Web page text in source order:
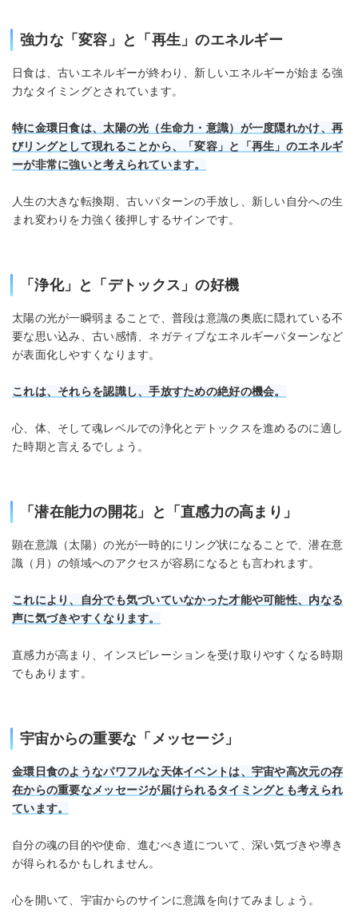
強力な「変容」と「再生」のエネルギー
日食は、古いエネルギーが終わり、新しいエネルギーが始まる強
力なタイミングとされています。
特に金環日食は、太陽の光（生命力・意識）が一度隠れかけ、再
びリングとして現れることから、「変容」と「再生」のエネルギ
ーが非常に強いと考えられています。
人生の大きな転換期、古いパターンの手放し、新しい自分への生
まれ変わりを力強く後押しするサインです。
「浄化」と「デトックス」の好機
太陽の光が一瞬弱まることで、普段は意識の奥底に隠れている不
要な思い込み、古い感情、ネガティブなエネルギーパターンなど
が表面化しやすくなります。
これは、それらを認識し、手放すための絶好の機会。
心、体、そして魂レベルでの浄化とデトックスを進めるのに適し
た時期と言えるでしょう。
「潜在能力の開花」と「直感力の高まり」
顕在意識（太陽）の光が一時的にリング状になることで、潜在意
識（月）の領域へのアクセスが容易になるとも言われます。
これにより、自分でも気づいていなかった才能や可能性、内なる
声に気づきやすくなります。
直感力が高まり、インスピレーションを受け取りやすくなる時期
でもあります。
宇宙からの重要な「メッセージ」
金環日食のようなパワフルな天体イベントは、宇宙や高次元の存
在からの重要なメッセージが届けられるタイミングとも考えられ
ています。
自分の魂の目的や使命、進むべき道について、深い気づきや導き
が得られるかもしれません。
心を開いて、宇宙からのサインに意識を向けてみましょう。